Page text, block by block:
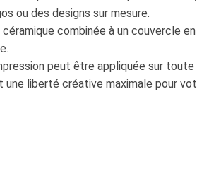
ou des designs sur mesure.
combinée à un couvercle
peut être appliquée sur
une liberté créative maximale pour